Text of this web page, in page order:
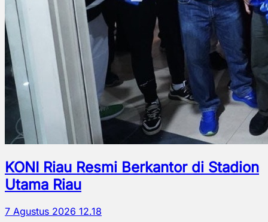
KONI Riau Resmi Berkantor di Stadion
Utama Riau
7 Agustus 2026 12.18